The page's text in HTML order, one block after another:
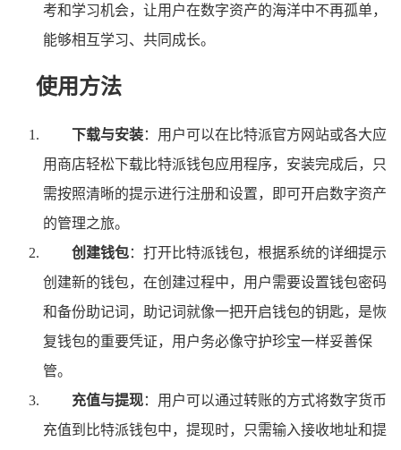
考和学习机会，让用户在数字资产的海洋中不再孤单，
能够相互学习、共同成长。
使用方法
下载与安装：用户可以在比特派官方网站或各大应
用商店轻松下载比特派钱包应用程序，安装完成后，只
需按照清晰的提示进行注册和设置，即可开启数字资产
的管理之旅。
创建钱包：打开比特派钱包，根据系统的详细提示
创建新的钱包，在创建过程中，用户需要设置钱包密码
和备份助记词，助记词就像一把开启钱包的钥匙，是恢
复钱包的重要凭证，用户务必像守护珍宝一样妥善保
管。
充值与提现：用户可以通过转账的方式将数字货币
充值到比特派钱包中，提现时，只需输入接收地址和提